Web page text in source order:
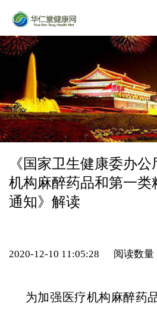
首 页
走进华仁堂
连锁加盟
案例分享
产品中心
《国家卫生健康委办
机构麻醉药品和第一类
通知》解读
2020-12-10 11:05:28 阅读数量
为加强医疗机构麻醉药